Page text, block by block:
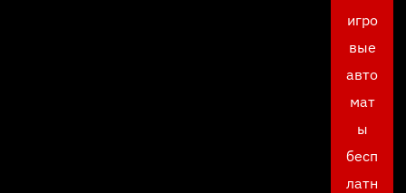
игро
вые
авто
мат
ы
бесп
латн